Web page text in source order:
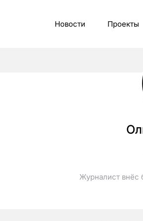
Новости Проекты
Журналист внёс